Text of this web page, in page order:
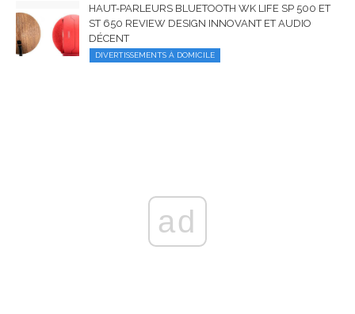
HAUT-PARLEURS BLUETOOTH WK LIFE SP 500 ET
ST 650 REVIEW DESIGN INNOVANT ET AUDIO
DÉCENT
DIVERTISSEMENTS À DOMICILE
ad